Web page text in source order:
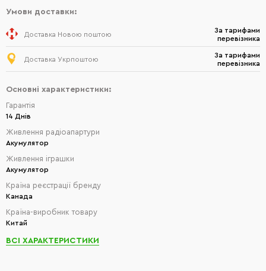
Умови доставки:
Доставка Новою поштою
За тарифами
перевізника
Доставка Укрпоштою
За тарифами
перевізника
Основні характеристики:
Гарантія
14 Днів
Живлення радіоапартури
Акумулятор
Живлення іграшки
Акумулятор
Країна реєстрації бренду
Канада
Країна-виробник товару
Китай
ВСІ ХАРАКТЕРИСТИКИ